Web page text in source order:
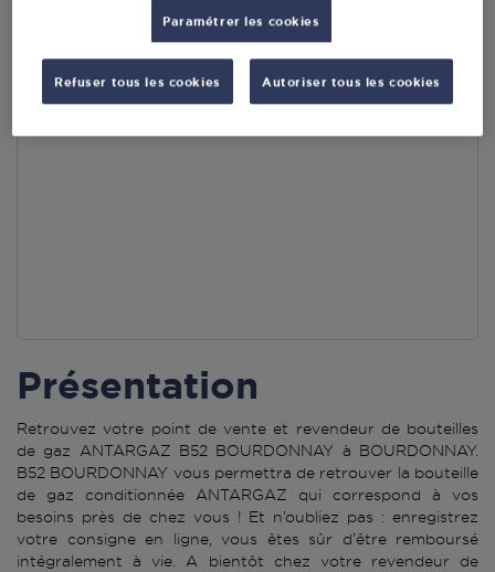
Présentation
Retrouvez votre point de vente et revendeur de bouteilles
de gaz ANTARGAZ B52 BOURDONNAY à BOURDONNAY.
B52 BOURDONNAY vous permettra de retrouver la bouteille
de gaz conditionnée ANTARGAZ qui correspond à vos
besoins près de chez vous ! Et n’oubliez pas : enregistrez
votre consigne en ligne, vous êtes sûr d’être remboursé
intégralement à vie. A bientôt chez votre revendeur de
Paramétrer les cookies
Refuser tous les cookies Autoriser tous les cookies